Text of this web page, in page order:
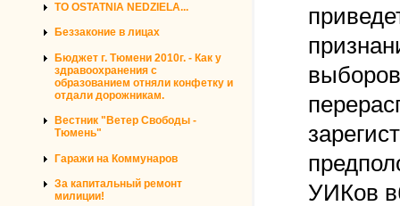
TO OSTATNIA NEDZIELA...
Беззаконие в лицах
Бюджет г. Тюмени 2010г. - Как у
здравоохранения с
образованием отняли конфетку и
отдали дорожникам.
Вестник "Ветер Свободы -
Тюмень"
Гаражи на Коммунаров
За капитальный ремонт
милиции!
УИКов